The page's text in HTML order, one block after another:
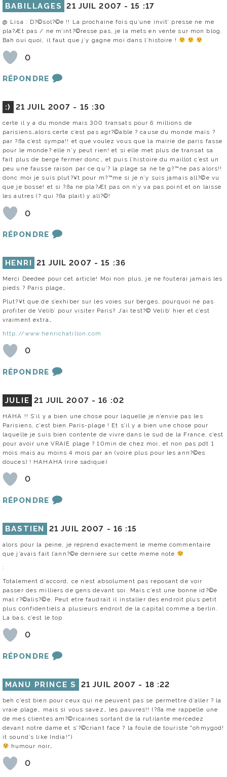
BABILLAGES 21 JUIL 2007 -15 :17
@ Lisa : D?©sol?©e !! La prochaine fois qu’une invit’ presse ne me
pla?Æt pas / ne m’int?©resse pas, je la mets en vente sur mon blog.
Bah oui quoi, il faut que j’y gagne moi dans l’histoire !
0
RÉPONDRE
:) 21 JUIL 2007 - 15 :30
certe il y a du monde mais 300 transats pour 6 millions de
parisiens…alors certe c’est pas agr?©able ? cause du monde mais ?
par ?ßa c’est sympa!! et que voulez vous que la mairie de paris fasse
pour le monde? elle n’y peut rien! et si elle met plus de transat sa
fait plus de berge fermer donc… et puis l’histoire du maillot c’est un
peu une fausse raison par ce qu’? la plage sa ne te g?™ne pas alors!!
donc moi je suis plut?¥t pour m?™me si je n’y suis jamais all?©e vu
que je bosse! et si ?ßa ne pla?Æt pas on n’y va pas point et on laisse
les autres (? qui ?ßa plait) y all?©!
0
RÉPONDRE
HENRI 21 JUIL 2007 -15 :36
Merci Deedee pour cet article! Moi non plus, je ne fouterai jamais les
pieds ? Paris plage…
Plut?¥t que de s’exhiber sur les voies sur berges, pourquoi ne pas
profiter de Velib’ pour visiter Paris? J’ai test?© Velib’ hier et c’est
vraiment extra…
http://www.henrichatillon.com
0
RÉPONDRE
JULIE 21 JUIL 2007 -16 :02
HAHA !! S’il y a bien une chose pour laquelle je n’envie pas les
Parisiens, c’est bien Paris-plage ! Et s’il y a bien une chose pour
laquelle je suis bien contente de vivre dans le sud de la France, c’est
pour avoir une VRAIE plage ? 10min de chez moi, et non pas pdt 1
mois mais au moins 4 mois par an (voire plus pour les ann?©es
douces) ! HAHAHA (rire sadique)
0
RÉPONDRE
BASTIEN 21 JUIL 2007 - 16 :15
alors pour la peine, je reprend exactement le meme commentaire
que j’avais fait l’ann?©e derniere sur cette meme note
:
Totalement d’accord, ce n’est absolument pas reposant de voir
passer des milliers de gens devant soi. Mais c’est une bonne id?©e
mal r?©alis?©e. Peut etre faudrait il installer des endroit plus petit
plus confidentiels a plusieurs endroit de la capital comme a berlin.
La bas, c’est le top
0
RÉPONDRE
MANU PRINCE S 21 JUIL 2007 - 18 :22
beh c’est bien pour ceux qui ne peuvent pas se permettre d’aller ? la
vraie plage… mais si vous savez… les pauvres!! (?ßa me rappelle une
de mes clientes am?©ricaines sortant de la rutilante mercedez
devant notre dame et s’?©criant face ? la foule de touriste "ohmygod!
it sound’s like India!")
humour noir…
0